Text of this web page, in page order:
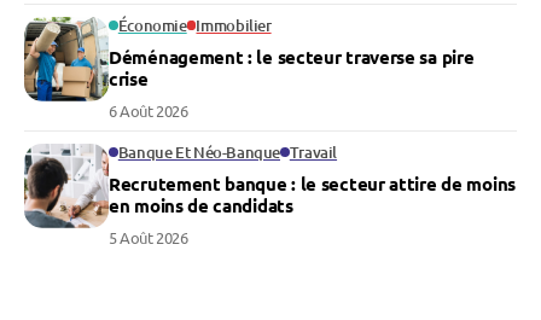
Économie Immobilier
Déménagement : le secteur traverse sa pire
crise
6 Août 2026
Banque Et Néo-Banque Travail
Recrutement banque : le secteur attire de moins
en moins de candidats
5 Août 2026